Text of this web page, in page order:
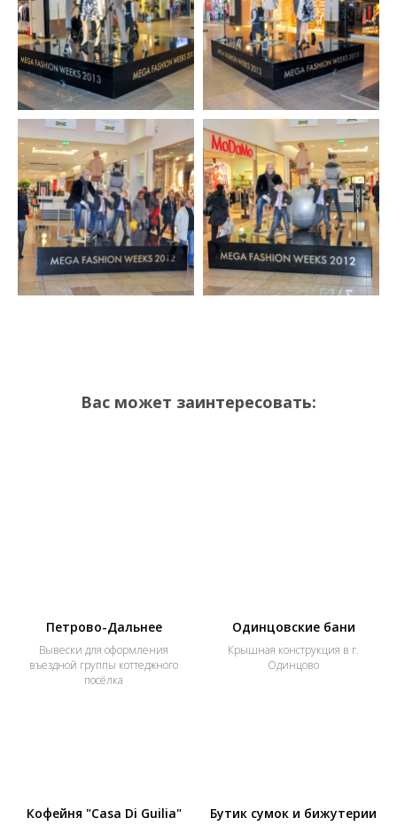
Вас может заинтересовать:
Петрово-Дальнее
Вывески для оформления
въездной группы коттеджного
посёлка
Одинцовские бани
Крышная конструкция в г.
Одинцово
Кофейня "Casa Di Guilia" Бутик сумок и бижутерии